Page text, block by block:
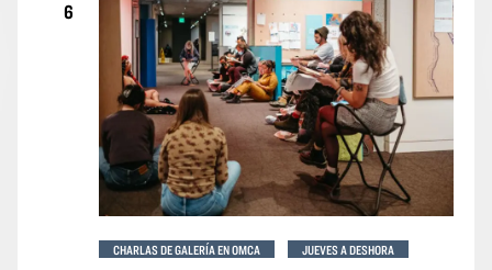
los
6
CHARLAS DE GALERÍA EN OMCA
JUEVES A DESHORA